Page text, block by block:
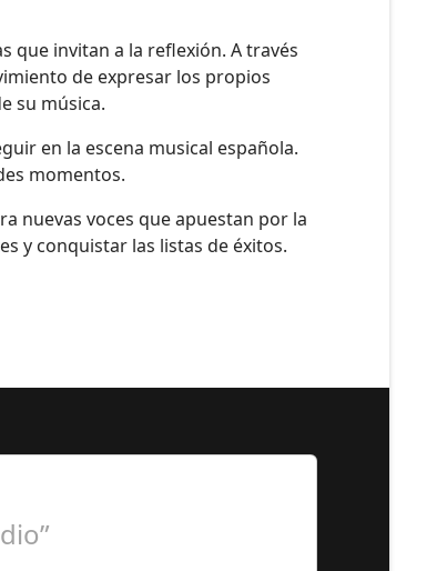
que invitan a la reflexión. A través
de expresar los propios
su música.
en la escena musical española.
momentos.
nuevas voces que apuestan por la
y conquistar las listas de éxitos.